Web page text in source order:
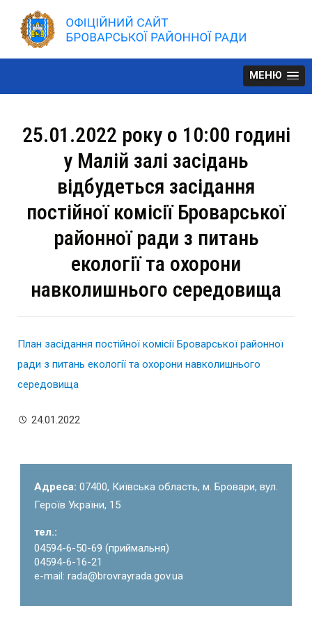
to
content
МЕНЮ
25.01.2022 року о 10:00 годині
у Малій залі засідань
відбудеться засідання
постійної комісії Броварської
районної ради з питань
екології та охорони
навколишнього середовища
План засідання постійної комісії Броварської районної
ради з питань екології та охорони навколишнього
середовища
24.01.2022
Адреса: 07400, Київська область, м. Бровари, вул.
Героїв України, 15
тел.:
04594-6-50-69 (приймальня)
04594-6-16-21
e-mail: rada@brovrayrada.gov.ua